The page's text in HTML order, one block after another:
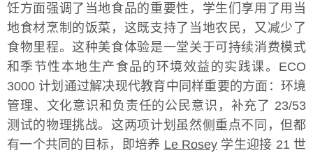
饪方面强调了当地食品的重要性，学生们享用了用当
地食材烹制的饭菜，这既支持了当地农民，又减少了
食物里程。这种美食体验是一堂关于可持续消费模式
和季节性本地生产食品的环境效益的实践课。ECO
3000 计划通过解决现代教育中同样重要的方面：环境
管理、文化意识和负责任的公民意识，补充了 23/53
测试的物理挑战。这两项计划虽然侧重点不同，但都
有一个共同的目标，即培养 Le Rosey 学生迎接 21 世